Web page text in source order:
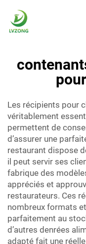
Les récipients pour
véritablement
permettent de
d’assurer une
restaurant dispose
il peut servir ses
fabrique des
appréciés et
restaurateurs. Ces
nombreux formats
parfaitement au
d’autres denrées
adapté fait une